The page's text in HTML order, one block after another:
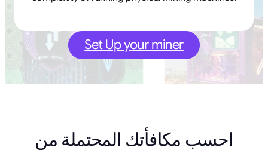
Set Up your miner
احسب مكافأتك المحتملة من